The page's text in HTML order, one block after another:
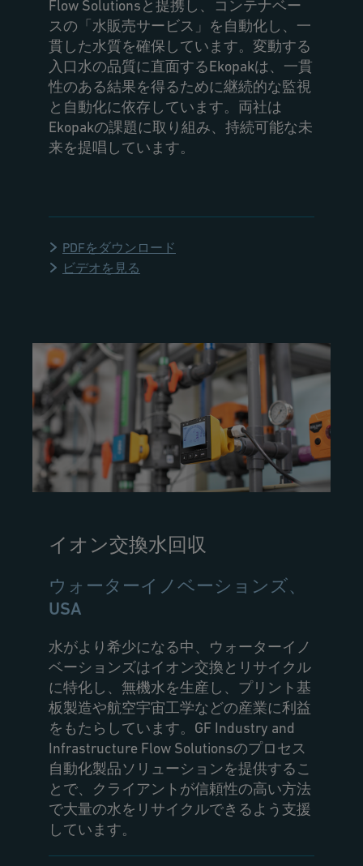
Flow Solutionsと提携し、コンテナベー
スの「水販売サービス」を自動化し、一
貫した水質を確保しています。変動する
入口水の品質に直面するEkopakは、一貫
性のある結果を得るために継続的な監視
と自動化に依存しています。両社は
Ekopakの課題に取り組み、持続可能な未
来を提唱しています。
PDFをダウンロード
ビデオを見る
イオン交換水回収
ウォーターイノベーションズ、
USA
水がより希少になる中、ウォーターイノ
ベーションズはイオン交換とリサイクル
に特化し、無機水を生産し、プリント基
板製造や航空宇宙工学などの産業に利益
をもたらしています。GF Industry and
Infrastructure Flow Solutionsのプロセス
自動化製品ソリューションを提供するこ
とで、クライアントが信頼性の高い方法
で大量の水をリサイクルできるよう支援
しています。